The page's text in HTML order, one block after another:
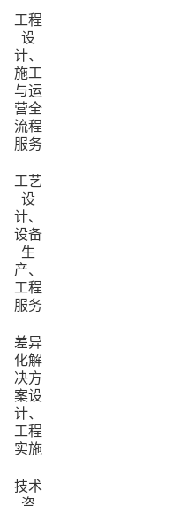
工程
设
计、
施工
与运
营全
流程
服务
工艺
设
计、
设备
生
产、
工程
服务
差异
化解
决方
案设
计、
工程
实施
技术